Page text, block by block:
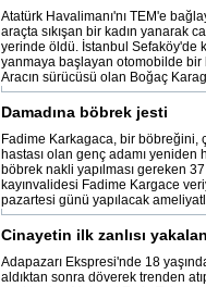
Atatürk Havalimanı'nı TEM'e
araçta sıkışan bir kadın yanarak
yerinde öldü. İstanbul Sefaköy'de
yanmaya başlayan otomobilde bir
Aracın sürücüsü olan Boğaç
Damadına böbrek jesti
Fadime Karkagaca, bir böbreğini,
hastası olan genç adamı yeniden
böbrek nakli yapılması gereken
kayınvalidesi Fadime Kargace
pazartesi günü yapılacak
Cinayetin ilk zanlısı
Adapazarı Ekspresi'nde 18
aldıktan sonra döverek trenden